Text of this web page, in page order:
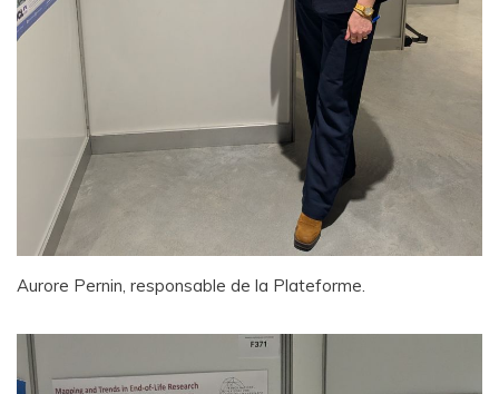
Aurore Pernin, responsable de la Plateforme.